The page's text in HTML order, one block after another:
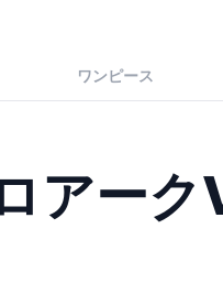
ワンピース
アーク